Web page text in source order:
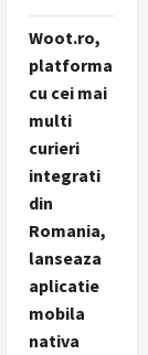
Woot.ro,
platforma
cu cei mai
multi
curieri
integrati
din
Romania,
lanseaza
aplicatie
mobila
nativa